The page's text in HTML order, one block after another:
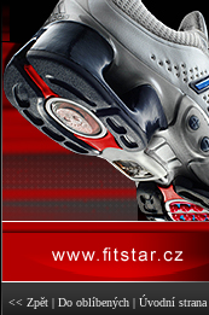
<< Zpět | Do oblíbených | Úvodní strana